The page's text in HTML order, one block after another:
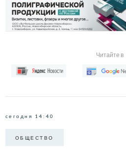
Читайте в
сегодня 14:40
ОБЩЕСТВО